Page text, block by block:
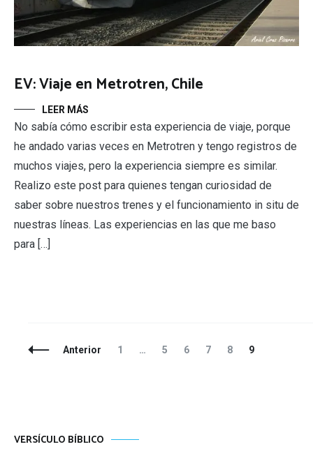
EV: Viaje en Metrotren, Chile
LEER MÁS
No sabía cómo escribir esta experiencia de viaje, porque
he andado varias veces en Metrotren y tengo registros de
muchos viajes, pero la experiencia siempre es similar.
Realizo este post para quienes tengan curiosidad de
saber sobre nuestros trenes y el funcionamiento in situ de
nuestras líneas. Las experiencias en las que me baso
para […]
NavegaciónAnterior Página
1 … Página
5 Página
6 Página
7 Página
8 Página
9
VERSÍCULO BÍBLICO